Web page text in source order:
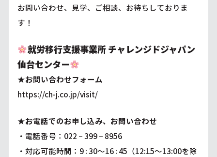
お問い合わせ、見学、ご相談、お待ちしておりま
す！
就労移行支援事業所 チャレンジドジャパン
仙台センター
★お問い合わせフォーム
https://ch-j.co.jp/visit/
★お電話でのお申し込み、お問い合わせ
・電話番号：022 – 399 – 8956
・対応可能時間：9 : 30～16 : 45（12:15～13:00を除